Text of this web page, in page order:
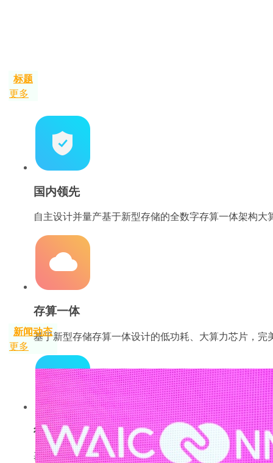
标题
更多
国内领先
自主设计并量产基于新型存储的全数字存算一体架构大
存算一体
基于新型存储存算一体设计的低功耗、大算力芯片，
行业翘楚
基于新型存储存算一体芯片技术得到了国内外同行的
新闻动态
更多